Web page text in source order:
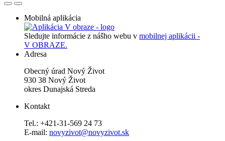
Mobilná aplikácia
Sledujte informácie z nášho webu v mobilnej aplikácii -
V OBRAZE.
Adresa
Obecný úrad Nový Život
930 38 Nový Život
okres Dunajská Streda
Kontakt
Tel.: +421-31-569 24 73
E-mail: novyzivot@novyzivot.sk